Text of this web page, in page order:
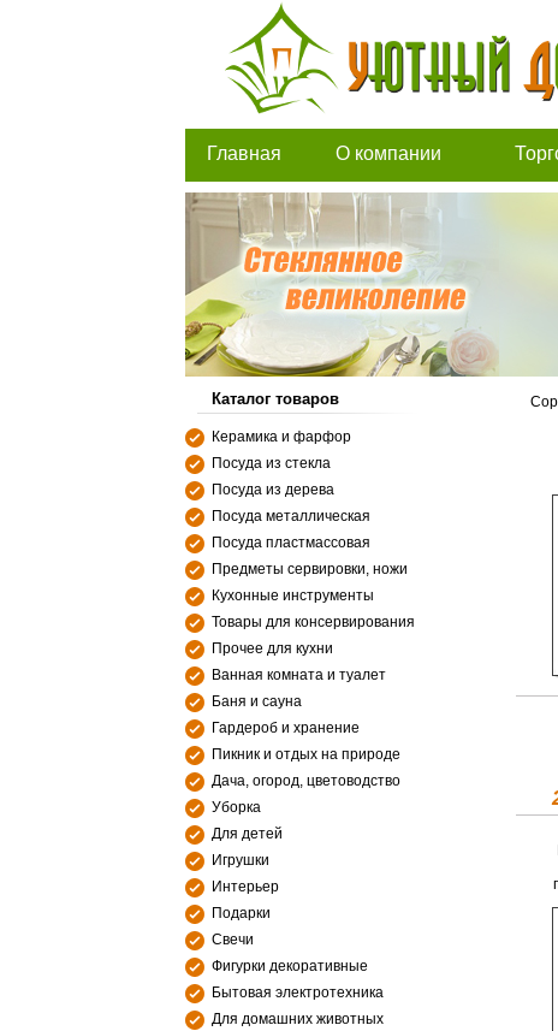
Главная О компании
Каталог товаров
Керамика и фарфор
Посуда из стекла
Посуда из дерева
Посуда металлическая
Посуда пластмассовая
Предметы сервировки, ножи
Кухонные инструменты
Товары для консервирования
Прочее для кухни
Ванная комната и туалет
Баня и сауна
Гардероб и хранение
Пикник и отдых на природе
Дача, огород, цветоводство
Уборка
Для детей
Игрушки
Интерьер
Подарки
Свечи
Фигурки декоративные
Бытовая электротехника
Для домашних животных